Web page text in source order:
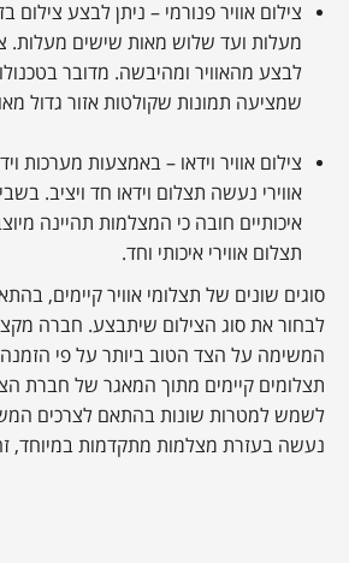
צילום אוויר פנורמי – ניתן לבצע צילום
מעלות ועד שלוש מאות שישים מעלות.
לבצע מהאוויר ומהיבשה. מדובר
שמציעה תמונות שקולטות אזור גדול
צילום אוויר וידאו – באמצעות מערכות
אווירי נעשה תצלום וידאו חד ויציב.
איכותיים חובה כי המצלמות תהיינה
תצלום אווירי איכותי וחד.
סוגים שונים של תצלומי אוויר קיימים,
לבחור את סוג הצילום שיתבצע. חברה
המשימה על הצד הטוב ביותר על פי הזמנה.
תצלומים קיימים מתוך המאגר של חברת
לשמש למטרות שונות בהתאם לצרכים
נעשה בעזרת מצלמות מתקדמות במיוחד, זהו